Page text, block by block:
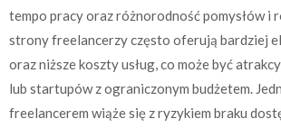
tempo pracy oraz różnorodność pomysłów i
strony freelancerzy często oferują bardziej
oraz niższe koszty usług, co może być
lub startupów z ograniczonym budżetem.
freelancerem wiąże się z ryzykiem braku